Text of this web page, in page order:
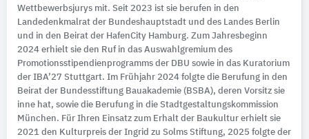
Wettbewerbsjurys mit. Seit 2023 ist sie berufen in den
Landedenkmalrat der Bundeshauptstadt und des Landes Berlin
und in den Beirat der HafenCity Hamburg. Zum Jahresbeginn
2024 erhielt sie den Ruf in das Auswahlgremium des
Promotionsstipendienprogramms der DBU sowie in das Kuratorium
der IBA’27 Stuttgart. Im Frühjahr 2024 folgte die Berufung in den
Beirat der Bundesstiftung Bauakademie (BSBA), deren Vorsitz sie
inne hat, sowie die Berufung in die Stadtgestaltungskommission
München. Für Ihren Einsatz zum Erhalt der Baukultur erhielt sie
2021 den Kulturpreis der Ingrid zu Solms Stiftung, 2025 folgte der